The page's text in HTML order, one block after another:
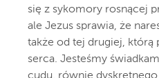
się z sykomory rosnącej
ale Jezus sprawia, że
także od tej drugiej, którą
serca. Jesteśmy